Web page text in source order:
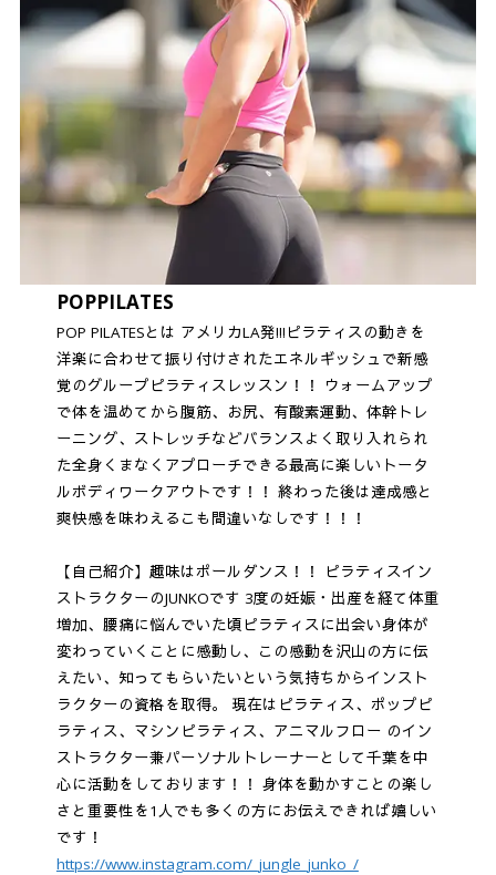
POPPILATES
POP PILATESとは アメリカLA発!!!ピラティスの動きを
洋楽に合わせて振り付けされたエネルギッシュで新感
覚のグループピラティスレッスン！！ ウォームアップ
で体を温めてから腹筋、お尻、有酸素運動、体幹トレ
ーニング、ストレッチなどバランスよく取り入れられ
た全身くまなくアプローチできる最高に楽しいトータ
ルボディワークアウトです！！ 終わった後は達成感と
爽快感を味わえるこも間違いなしです！！！
【自己紹介】趣味はポールダンス！！ ピラティスイン
ストラクターのJUNKOです 3度の妊娠・出産を経て体重
増加、腰痛に悩んでいた頃ピラティスに出会い身体が
変わっていくことに感動し、この感動を沢山の方に伝
えたい、知ってもらいたいという気持ちからインスト
ラクターの資格を取得。 現在はピラティス、ポップピ
ラティス、マシンピラティス、アニマルフロー のイン
ストラクター兼パーソナルトレーナーとして千葉を中
心に活動をしております！！ 身体を動かすことの楽し
さと重要性を1人でも多くの方にお伝えできれば嬉しい
です！
https://www.instagram.com/_jungle_junko_/